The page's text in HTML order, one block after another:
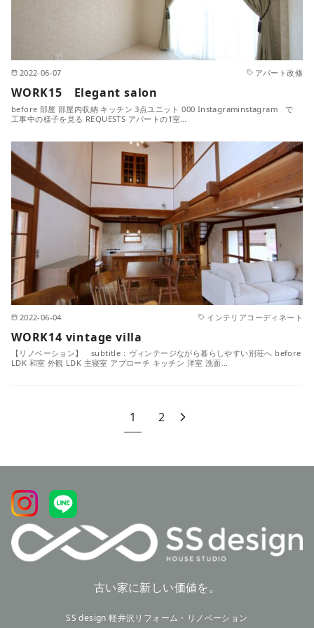
2022-06-07 アパート改修
WORK15 Elegant salon
before 部屋 部屋内収納 キッチン 3点ユニット 000 Instagraminstagram で
工事中の様子を見る REQUESTS アパートの1室…
2022-06-04 インテリアコーディネート
WORK14 vintage villa
【リノベーション】 subtitle：ヴィンテージながら暮らしやすい別荘へ before
LDK 和室 外観 LDK 主寝室 アプローチ キッチン 洋室 洗面…
1 2
古い家に新しい価値を。
SS design 軽井沢リフォーム・リノベーション